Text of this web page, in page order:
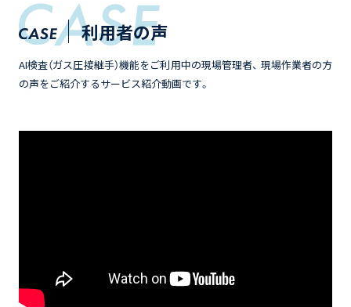
利用者の声
AI検査（ガス圧接継手）機能をご利用中の現場管理者、 現場作業者の方
の声をご紹介するサービス紹介動画です。